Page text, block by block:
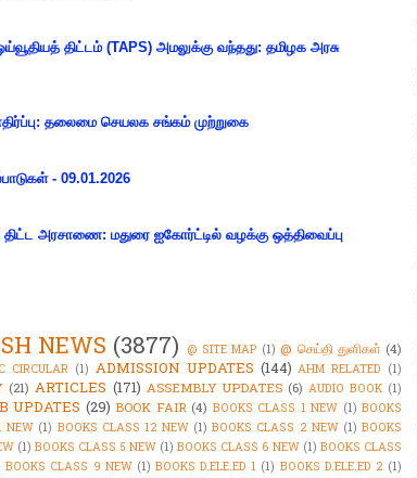
திட்டம் (TAPS) அமலுக்கு வந்தது: தமிழக அரசு
எதிர்ப்பு: தலைமை செயலக சங்கம் முற்றுகை
- 09.01.2026
திட்ட அரசாணை: மதுரை ஐகோர்ட்டில் வழக்கு ஒத்திவைப்பு
NEWS (3877) @ SITE MAP (1) @ செய்தி துளிகள் (4)
CIRCULAR (1) ADMISSION UPDATES (144) AHM RELATED (1)
(21) ARTICLES (171) ASSEMBLY UPDATES (6) AUDIO BOOK (1)
UPDATES (29) BOOK FAIR (4) BOOKS CLASS 1 NEW (1) BOOKS
NEW (1) BOOKS CLASS 12 NEW (1) BOOKS CLASS 2 NEW (1) BOOKS
(1) BOOKS CLASS 5 NEW (1) BOOKS CLASS 6 NEW (1) BOOKS CLASS
BOOKS CLASS 9 NEW (1) BOOKS D.ELE.ED 1 (1) BOOKS D.ELE.ED 2 (1)